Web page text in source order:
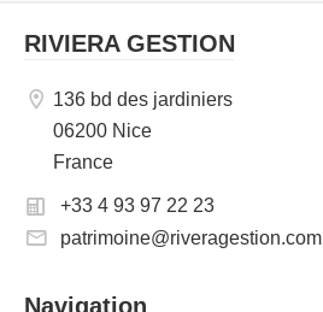
RIVIERA GESTION
136 bd des jardiniers
06200 Nice
France
+33 4 93 97 22 23
patrimoine@riveragestion.com
Navigation